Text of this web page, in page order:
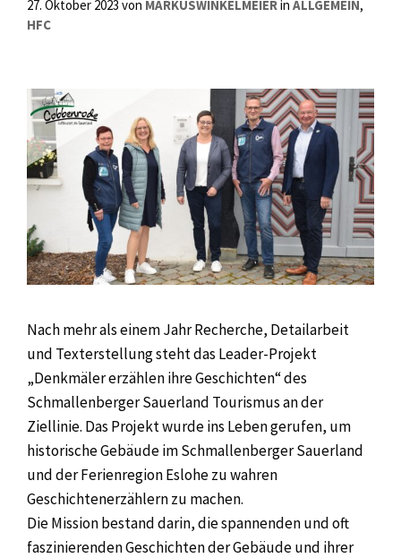
27. Oktober 2023 von MARKUSWINKELMEIERin ALLGEMEIN,
HFC
Nach mehr als einem Jahr Recherche, Detailarbeit
und Texterstellung steht das Leader-Projekt
„Denkmäler erzählen ihre Geschichten“ des
Schmallenberger Sauerland Tourismus an der
Ziellinie. Das Projekt wurde ins Leben gerufen, um
historische Gebäude im Schmallenberger Sauerland
und der Ferienregion Eslohe zu wahren
Geschichtenerzählern zu machen.
Die Mission bestand darin, die spannenden und oft
faszinierenden Geschichten der Gebäude und ihrer